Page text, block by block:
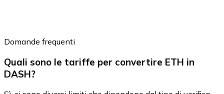
Domande frequenti
Quali sono le tariffe per convertire ETH in
DASH?